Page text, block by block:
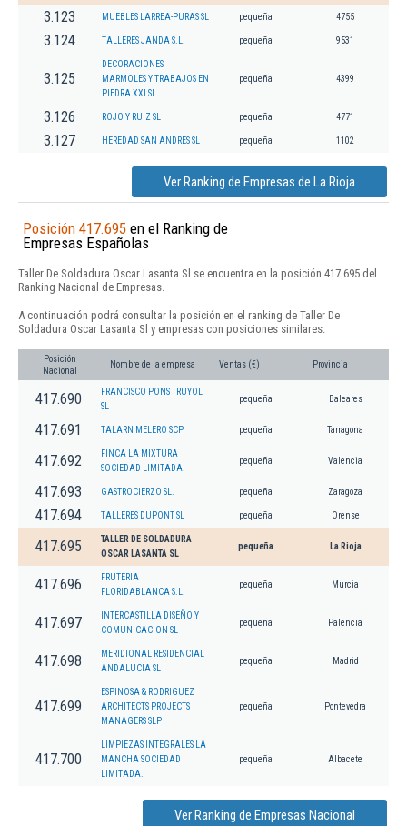
3.123 MUEBLES LARREA-PURAS SL pequeña 4755
3.124 TALLERES JANDA S.L. pequeña 9531
3.125
DECORACIONES
MARMOLES Y TRABAJOS EN
PIEDRA XXI SL
pequeña 4399
3.126 ROJO Y RUIZ SL pequeña 4771
3.127 HEREDAD SAN ANDRES SL pequeña 1102
Ver Ranking de Empresas de La Rioja
Posición 417.695 en el Ranking de
Empresas Españolas
Taller De Soldadura Oscar Lasanta Sl se encuentra en la posición 417.695 del
Ranking Nacional de Empresas.
A continuación podrá consultar la posición en el ranking de Taller De
Soldadura Oscar Lasanta Sl y empresas con posiciones similares:
Posición
Nacional
Nombre de la empresa Ventas (€) Provincia
417.690
FRANCISCO PONS TRUYOL
SL
pequeña Baleares
417.691 TALARN MELERO SCP pequeña Tarragona
417.692
FINCA LA MIXTURA
SOCIEDAD LIMITADA.
pequeña Valencia
417.693 GASTROCIERZO SL. pequeña Zaragoza
417.694 TALLERES DUPONT SL pequeña Orense
417.695
TALLER DE SOLDADURA
OSCAR LASANTA SL
pequeña La Rioja
417.696
FRUTERIA
FLORIDABLANCA S.L.
pequeña Murcia
417.697
INTERCASTILLA DISEÑO Y
COMUNICACION SL
pequeña Palencia
417.698
MERIDIONAL RESIDENCIAL
ANDALUCIA SL
pequeña Madrid
417.699
ESPINOSA & RODRIGUEZ
ARCHITECTS PROJECTS
MANAGERS SLP
pequeña Pontevedra
417.700
LIMPIEZAS INTEGRALES LA
MANCHA SOCIEDAD
LIMITADA.
pequeña Albacete
Ver Ranking de Empresas Nacional